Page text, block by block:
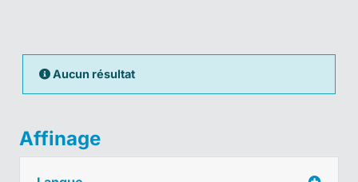
Aucun résultat
Affinage